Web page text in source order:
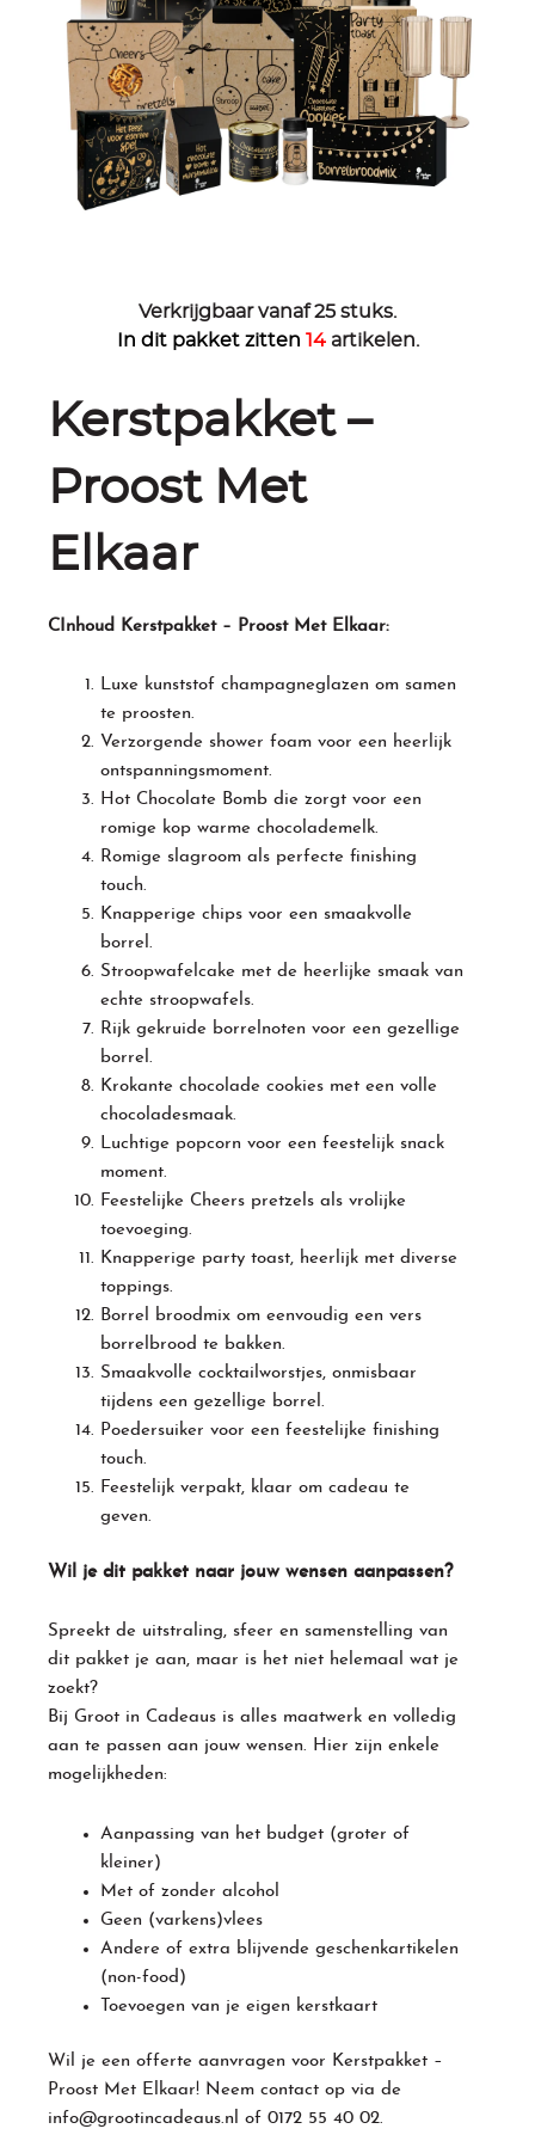
Kerstpakket –
Proost Met
Elkaar
CInhoud Kerstpakket – Proost Met Elkaar:
Luxe kunststof champagneglazen om samen
te proosten.
Verzorgende shower foam voor een heerlijk
ontspanningsmoment.
Hot Chocolate Bomb die zorgt voor een
romige kop warme chocolademelk.
Romige slagroom als perfecte finishing
touch.
Knapperige chips voor een smaakvolle
borrel.
Stroopwafelcake met de heerlijke smaak van
echte stroopwafels.
Rijk gekruide borrelnoten voor een gezellige
borrel.
Krokante chocolade cookies met een volle
chocoladesmaak.
Luchtige popcorn voor een feestelijk snack
moment.
Feestelijke Cheers pretzels als vrolijke
toevoeging.
Knapperige party toast, heerlijk met diverse
toppings.
Borrel broodmix om eenvoudig een vers
borrelbrood te bakken.
Smaakvolle cocktailworstjes, onmisbaar
tijdens een gezellige borrel.
Poedersuiker voor een feestelijke finishing
touch.
Feestelijk verpakt, klaar om cadeau te
geven.
Wil je dit pakket naar jouw wensen aanpassen?
Spreekt de uitstraling, sfeer en samenstelling van
dit pakket je aan, maar is het niet helemaal wat je
zoekt?
Bij Groot in Cadeaus is alles maatwerk en volledig
aan te passen aan jouw wensen. Hier zijn enkele
mogelijkheden:
Aanpassing van het budget (groter of
kleiner)
Met of zonder alcohol
Geen (varkens)vlees
Andere of extra blijvende geschenkartikelen
(non-food)
Toevoegen van je eigen kerstkaart
Wil je een offerte aanvragen voor Kerstpakket –
Proost Met Elkaar! Neem contact op via de
info@grootincadeaus.nl
of0172 55 40 02.
Verkrijgbaar vanaf 25 stuks.
In dit pakket zitten 14 artikelen.